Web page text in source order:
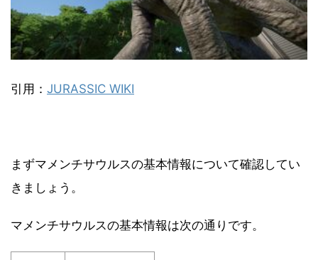
引用： JURASSIC WIKI
まずマメンチサウルスの基本情報について確認してい
きましょう。
マメンチサウルスの基本情報は次の通りです。